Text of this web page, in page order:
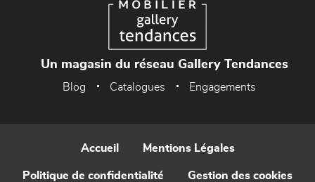
Un magasin du réseau Gallery Tendances
Blog Catalogues Engagements
Accueil Mentions Légales
Politique de confidentialité Gestion des cookies